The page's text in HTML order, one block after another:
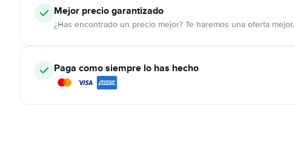
Mejor precio garantizado
¿Has encontrado un precio mejor? Te haremos una oferta mejor.
Paga como siempre lo has hecho